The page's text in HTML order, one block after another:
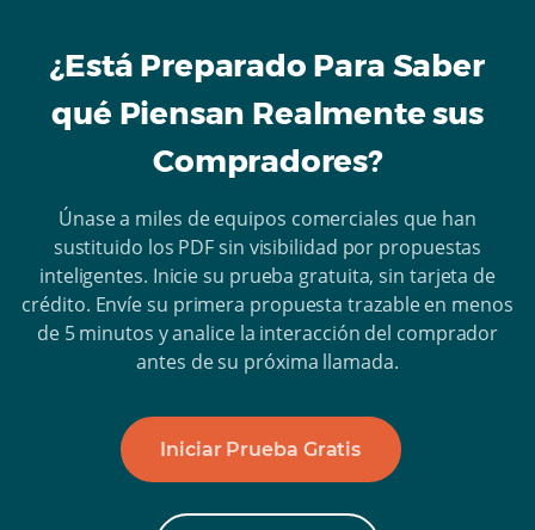
¿Está Preparado Para Saber
qué Piensan Realmente sus
Compradores?
Únase a miles de equipos comerciales que han
sustituido los PDF sin visibilidad por propuestas
inteligentes. Inicie su prueba gratuita, sin tarjeta de
crédito. Envíe su primera propuesta trazable en menos
de 5 minutos y analice la interacción del comprador
antes de su próxima llamada.
Iniciar Prueba Gratis